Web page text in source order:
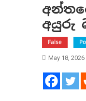
අයුරු
False
May 18, 2026